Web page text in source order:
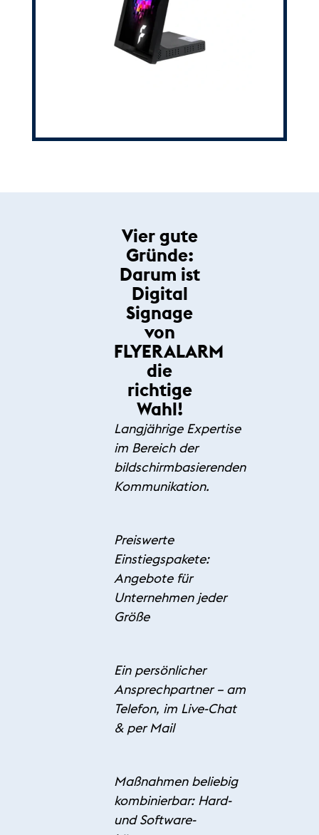
Vier gute
Gründe:
Darum ist
Digital
Signage
von
FLYERALARM
die
richtige
Wahl!
Langjährige Expertise
im Bereich der
bildschirmbasierenden
Kommunikation.
Preiswerte
Einstiegspakete:
Angebote für
Unternehmen jeder
Größe
Ein persönlicher
Ansprechpartner – am
Telefon, im Live-Chat
& per Mail
Maßnahmen beliebig
kombinierbar: Hard-
und Software-